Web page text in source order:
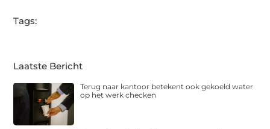
Tags:
Laatste Bericht
Terug naar kantoor betekent ook gekoeld water
op het werk checken